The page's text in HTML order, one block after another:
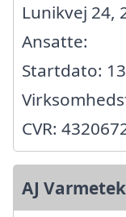
Lunikvej 24,
Ansatte:
Startdato:
CVR:
AJ